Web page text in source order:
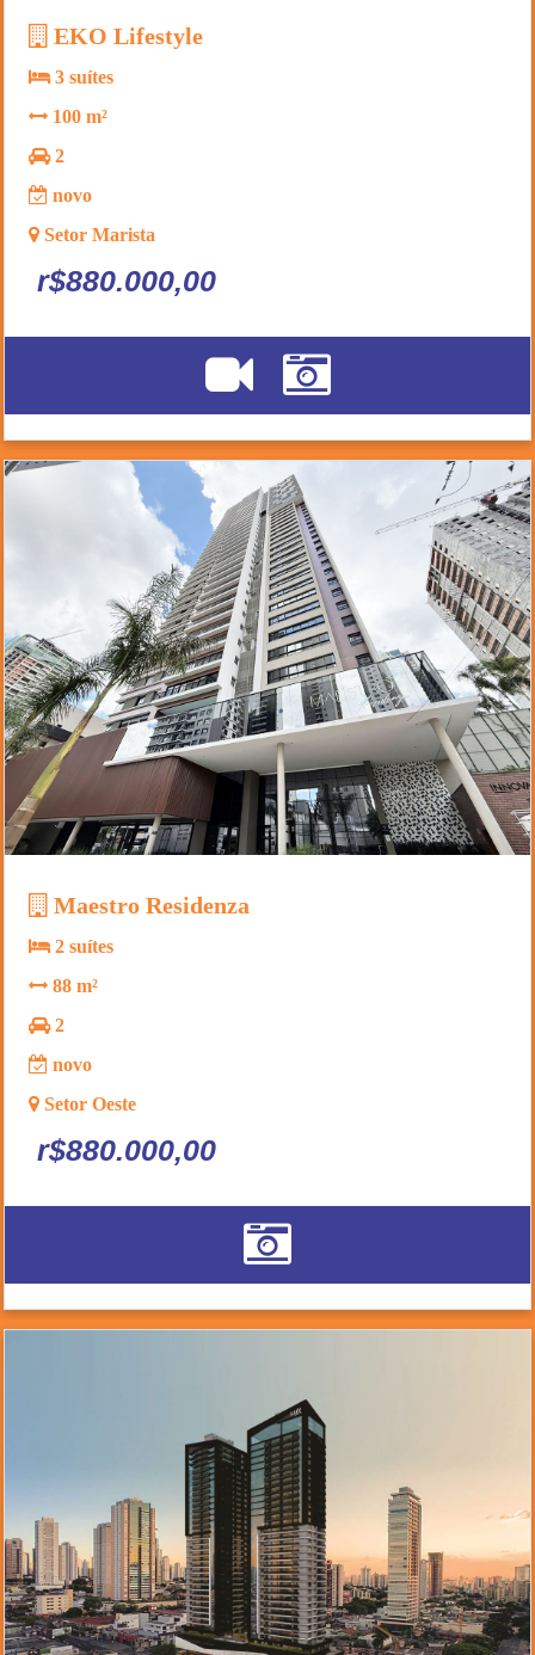
EKO Lifestyle
3 suítes
100 m²
2
novo
Setor Marista
r$880.000,00
Maestro Residenza
2 suítes
88 m²
2
novo
Setor Oeste
r$880.000,00